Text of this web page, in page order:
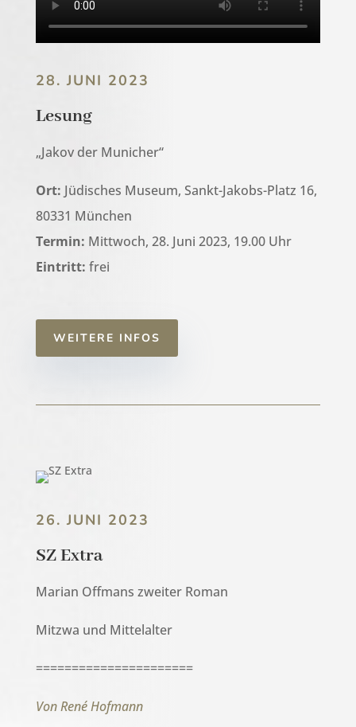
28. JUNI 2023
Lesung
„Jakov der Municher“
Ort: Jüdisches Museum, Sankt-Jakobs-Platz 16,
80331 München
Termin: Mittwoch, 28. Juni 2023, 19.00 Uhr
Eintritt: frei
WEITERE INFOS
26. JUNI 2023
SZ Extra
Marian Offmans zweiter Roman
Mitzwa und Mittelalter
======================
Von René Hofmann